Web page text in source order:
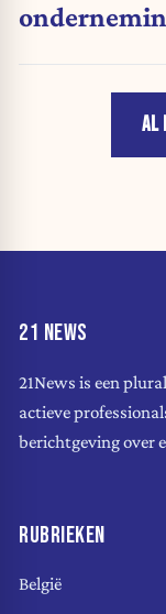
AL
21 NEWS
21News is een
actieve
berichtgeving over
RUBRIEKEN
België